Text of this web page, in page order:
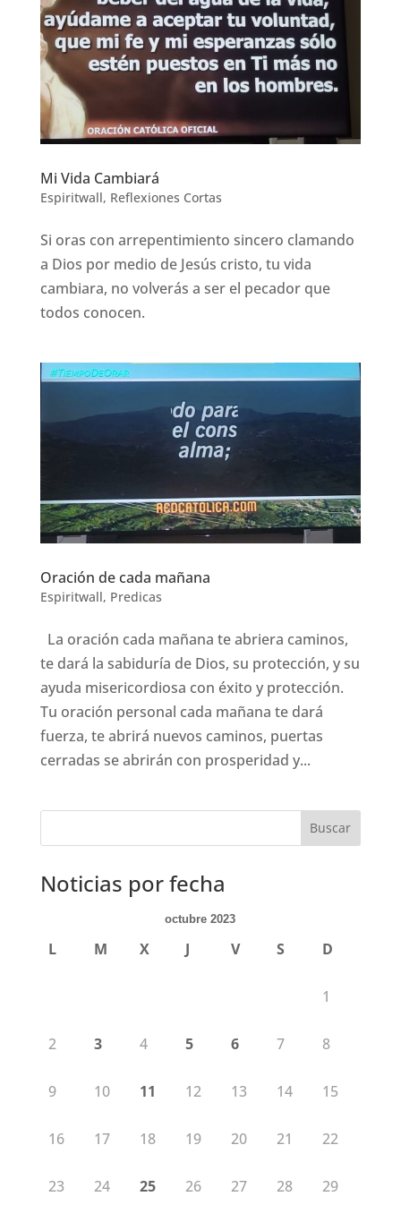
Mi Vida Cambiará
Espiritwall, Reflexiones Cortas
Si oras con arrepentimiento sincero clamando
a Dios por medio de Jesús cristo, tu vida
cambiara, no volverás a ser el pecador que
todos conocen.
Oración de cada mañana
Espiritwall, Predicas
La oración cada mañana te abriera caminos,
te dará la sabiduría de Dios, su protección, y su
ayuda misericordiosa con éxito y protección.
Tu oración personal cada mañana te dará
fuerza, te abrirá nuevos caminos, puertas
cerradas se abrirán con prosperidad y...
Noticias por fecha
octubre 2023
L M X J V S D
1
2 3 4 5 6 7 8
9 10 11 12 13 14 15
16 17 18 19 20 21 22
23 24 25 26 27 28 29